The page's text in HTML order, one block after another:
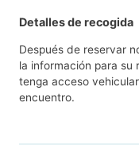
Detalles de recogida
Después de reservar
la información para su
tenga acceso
encuentro.